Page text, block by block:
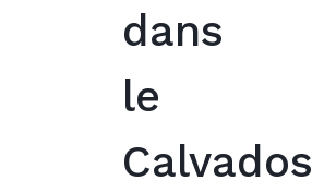
dans
le
Calvados